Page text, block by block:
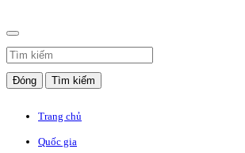
Đóng Tìm kiếm
Trang chủ
Quốc gia